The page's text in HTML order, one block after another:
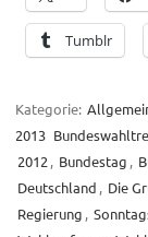
Tumblr
Kategorie:
2013
2012 , Bundestag ,
Deutschland , Die
Regierung ,